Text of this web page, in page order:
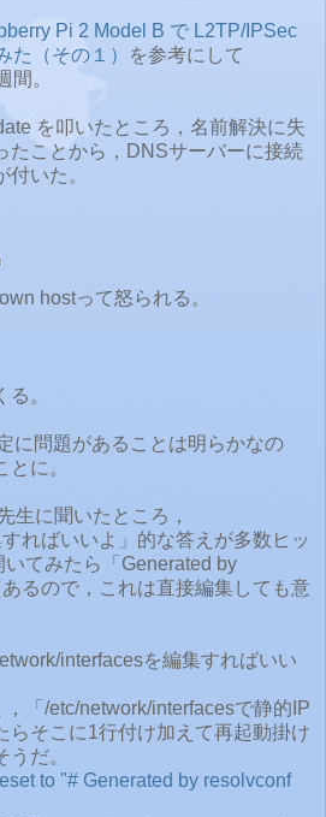
Pi 2 Model B で L2TP/IPSec
た（その１）
を参考にして
間。
を叩いたところ，名前解決に失
たことから，DNSサーバーに接続
いた。
hostって怒られる。
。
に問題があることは明らかなの
に。
生に聞いたところ，
すればいいよ」的な答えが多数ヒッ
いてみたら「Generated by
るので，これは直接編集しても意
interfacesを編集すればいい
「/etc/network/interfacesで静的IP
らそこに1行付け加えて再起動掛け
だ。
to "# Generated by resolvconf